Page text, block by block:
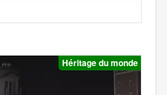
Héritage du monde